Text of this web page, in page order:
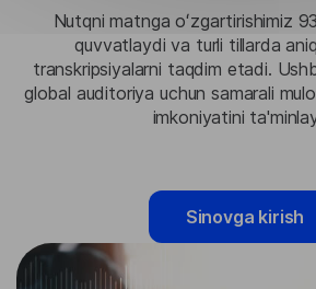
Nutqni matnga oʻzgartirishimiz
quvvatlaydi va turli tillarda
transkripsiyalarni taqdim etadi.
global auditoriya uchun samarali
imkoniyatini
Sinovga kirish